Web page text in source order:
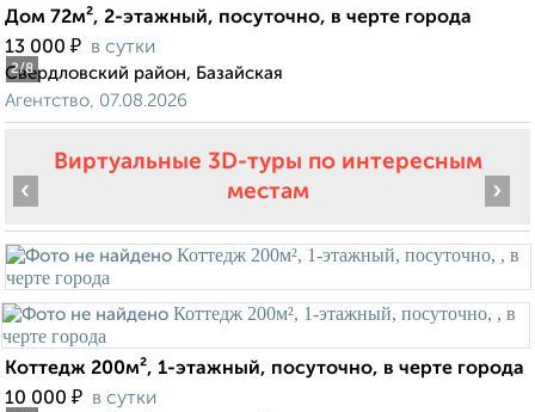
2/8
Дом 72м², 2-этажный, посуточно, в черте города
13 000 ₽ в сутки
Свердловский район, Базайская
Агентство, 07.08.2026
Виртуальные 3D-туры по интересным
местам
‹ ›
Коттедж 200м², 1-этажный, посуточно, в черте города
10 000 ₽ в сутки